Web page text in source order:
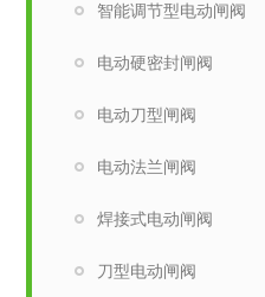
智能调节型电动闸阀
电动硬密封闸阀
电动刀型闸阀
电动法兰闸阀
焊接式电动闸阀
刀型电动闸阀